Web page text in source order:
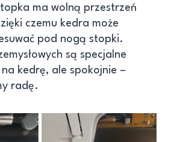
ma wolną przestrzeń
czemu kedra może
pod nogą stopki.
są specjalne
kedrę, ale spokojnie –
radę.